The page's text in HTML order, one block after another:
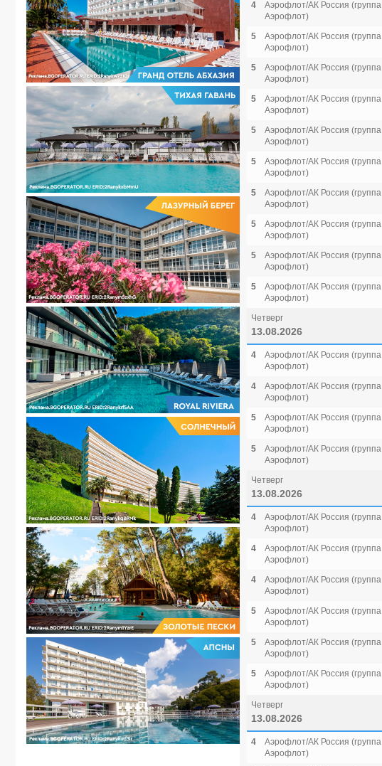
4
Аэрофлот/АК Россия (группа
Аэрофлот)
5
Аэрофлот/АК Россия (группа
Аэрофлот)
5
Аэрофлот/АК Россия (группа
Аэрофлот)
5
Аэрофлот/АК Россия (группа
Аэрофлот)
5
Аэрофлот/АК Россия (группа
Аэрофлот)
5
Аэрофлот/АК Россия (группа
Аэрофлот)
5
Аэрофлот/АК Россия (группа
Аэрофлот)
5
Аэрофлот/АК Россия (группа
Аэрофлот)
5
Аэрофлот/АК Россия (группа
Аэрофлот)
5
Аэрофлот/АК Россия (группа
Аэрофлот)
Четверг
13.08.2026
4
Аэрофлот/АК Россия (группа
Аэрофлот)
4
Аэрофлот/АК Россия (группа
Аэрофлот)
5
Аэрофлот/АК Россия (группа
Аэрофлот)
5
Аэрофлот/АК Россия (группа
Аэрофлот)
Четверг
13.08.2026
4
Аэрофлот/АК Россия (группа
Аэрофлот)
4
Аэрофлот/АК Россия (группа
Аэрофлот)
4
Аэрофлот/АК Россия (группа
Аэрофлот)
5
Аэрофлот/АК Россия (группа
Аэрофлот)
5
Аэрофлот/АК Россия (группа
Аэрофлот)
5
Аэрофлот/АК Россия (группа
Аэрофлот)
Четверг
13.08.2026
4
Аэрофлот/АК Россия (группа
Аэрофлот)